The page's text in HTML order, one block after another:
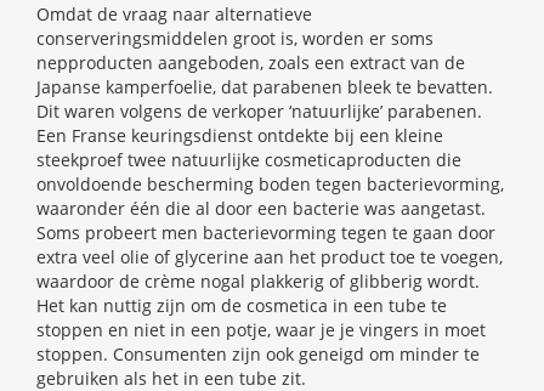
Omdat de vraag naar alternatieve
conserveringsmiddelen groot is, worden er soms
nepproducten aangeboden, zoals een extract van de
Japanse kamperfoelie, dat parabenen bleek te bevatten.
Dit waren volgens de verkoper ‘natuurlijke’ parabenen.
Een Franse keuringsdienst ontdekte bij een kleine
steekproef twee natuurlijke cosmeticaproducten die
onvoldoende bescherming boden tegen bacterievorming,
waaronder één die al door een bacterie was aangetast.
Soms probeert men bacterievorming tegen te gaan door
extra veel olie of glycerine aan het product toe te voegen,
waardoor de crème nogal plakkerig of glibberig wordt.
Het kan nuttig zijn om de cosmetica in een tube te
stoppen en niet in een potje, waar je je vingers in moet
stoppen. Consumenten zijn ook geneigd om minder te
gebruiken als het in een tube zit.